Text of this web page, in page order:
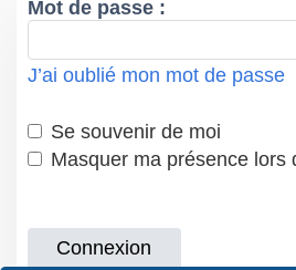
Mot de passe :
J’ai oublié mon mot de passe
Se souvenir de moi
Masquer ma présence lors